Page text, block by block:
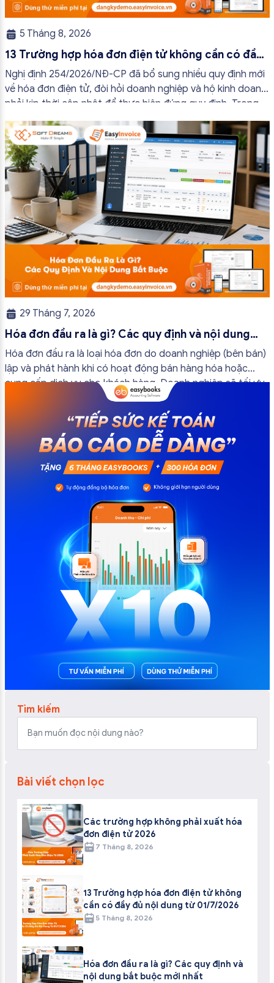
5 Tháng 8, 2026
13 Trường hợp hóa đơn điện tử không cần có đầy
đủ nội dung từ 01/7/2026
Nghị định 254/2026/NĐ-CP đã bổ sung nhiều quy định mới
về hóa đơn điện tử, đòi hỏi doanh nghiệp và hộ kinh doanh
phải kịp thời cập nhật để thực hiện đúng quy định. Trong
bài viết này, hóa đơn điện tử EasyInvoice sẽ chia sẻ 13
trường hợp hóa đơn điện tử không cần […]
29 Tháng 7, 2026
Hóa đơn đầu ra là gì? Các quy định và nội dung
bắt buộc mới nhất
Hóa đơn đầu ra là loại hóa đơn do doanh nghiệp (bên bán)
lập và phát hành khi có hoạt động bán hàng hóa hoặc
cung cấp dịch vụ cho khách hàng. Doanh nghiệp sẽ tối ưu
quy trình vận hành và tránh được những án phạt hành
chính không đáng có nếu nắm rõ […]
Tìm kiếm
Bài viết chọn lọc
Các trường hợp không phải xuất hóa
đơn điện tử 2026
7 Tháng 8, 2026
13 Trường hợp hóa đơn điện tử không
cần có đầy đủ nội dung từ 01/7/2026
5 Tháng 8, 2026
Hóa đơn đầu ra là gì? Các quy định và
nội dung bắt buộc mới nhất